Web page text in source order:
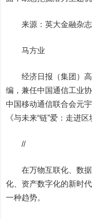
来源：英大金融杂志
马方业
经济日报（集团）高
编，兼任中国通信工业
中国移动通信联合会元
《与未来“链”爱：走进
//
在万物互联化、数据
化、资产数字化的新时
一种趋势。